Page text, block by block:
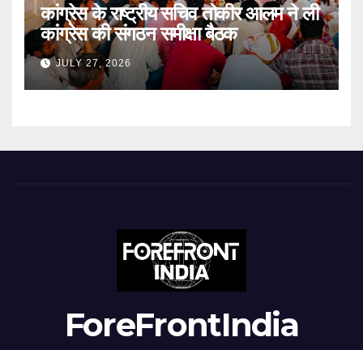
कांग्रेस के राष्ट्रीय सचिव तोकीर आलम ने ली
कांग्रेस की संगठन समीक्षा बैठक
JULY 27, 2026
ForeFrontIndia